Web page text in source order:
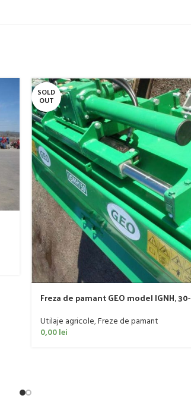
SOLD
OUT
Freza de pamant GEO model IGNH, 30-
Utilaje agricole,Freze de pamant
0,00lei